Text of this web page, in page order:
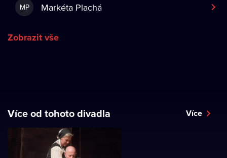
MP Markéta Plachá
Zobrazit vše
Více od tohoto divadla Více